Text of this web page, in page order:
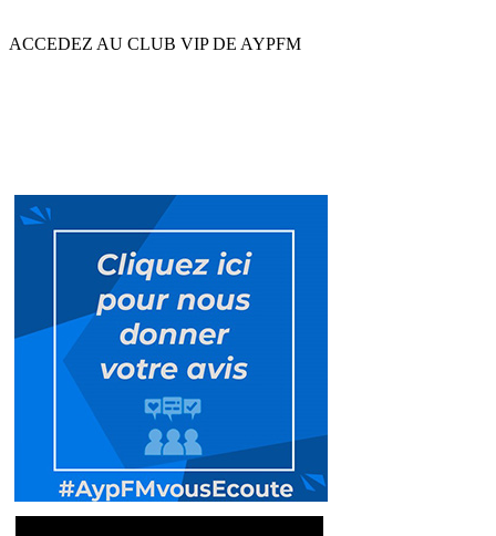
ACCEDEZ AU CLUB VIP DE AYPFM